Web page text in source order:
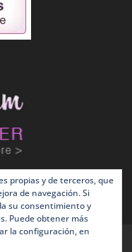
propias y de terceros, que
de navegación. Si
su consentimiento y
Puede obtener más
la configuración, en